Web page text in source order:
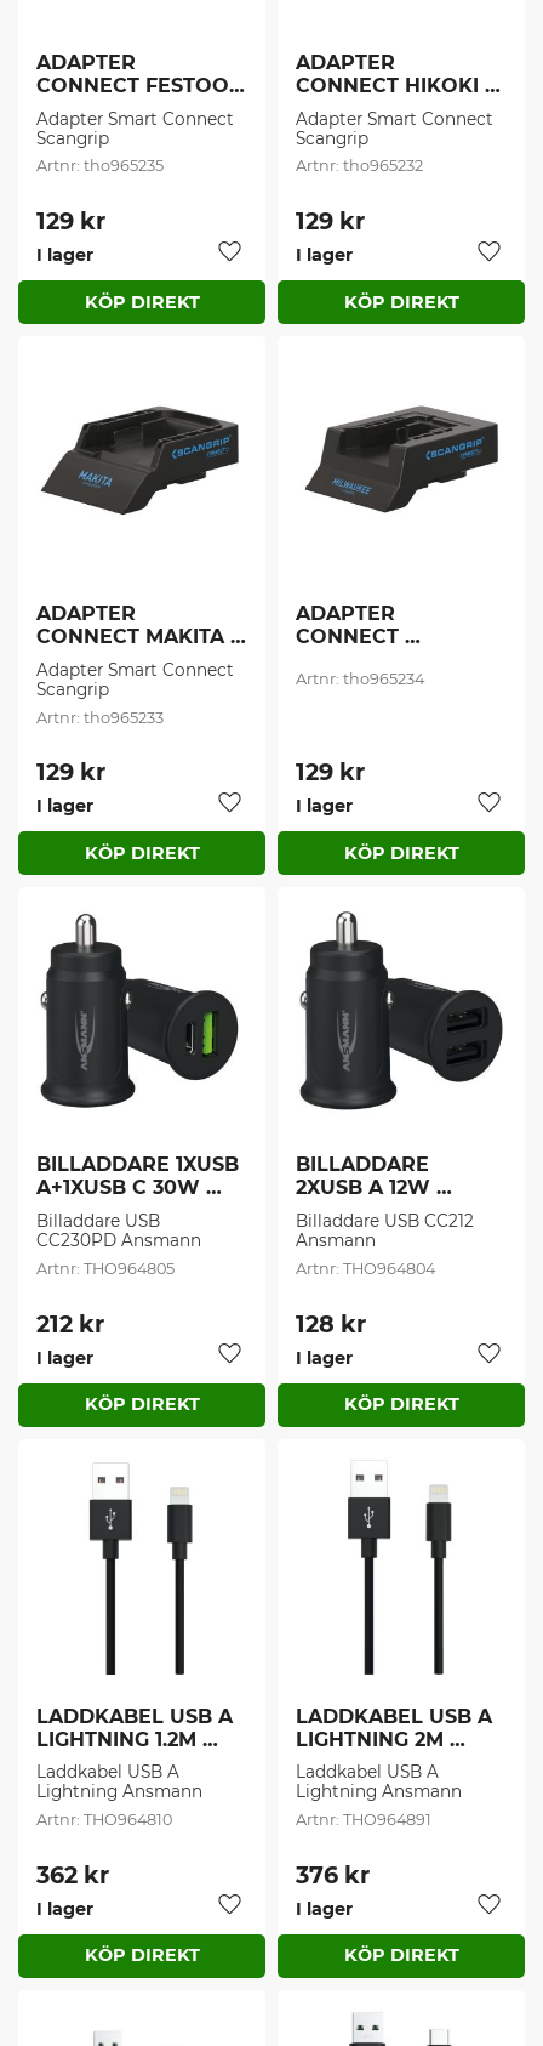
ADAPTER
CONNECT FESTOOL
(1 st/frp)
Adapter Smart Connect
Scangrip
tho965235
129 kr
Lägg till i favoriter
I lager
ADAPTER
CONNECT HIKOKI (1
st/frp)
Adapter Smart Connect
Scangrip
tho965232
129 kr
Lägg
I lager
ADAPTER
CONNECT MAKITA
(1 st/frp)
Adapter Smart Connect
Scangrip
tho965233
129 kr
Lägg till i favoriter
I lager
ADAPTER
CONNECT
st/frp)tho965234
129 kr
Lägg
I lager
BILLADDARE 1XUSB
A+1XUSB C 30W
SVRT (1 st/frp )
Billaddare USB
CC230PD Ansmann
THO964805
212 kr
Lägg till i favoriter
I lager
BILLADDARE
2XUSB A 12W
SVART (1 st/frp )
Billaddare USB CC212
Ansmann
THO964804
128 kr
Lägg
I lager
LADDKABEL USB A
LIGHTNING 1.2M
SVRT (1 st/frp )
Laddkabel USB A
Lightning Ansmann
THO964810
362 kr
Lägg till i favoriter
I lager
LADDKABEL USB A
LIGHTNING 2M
SVART (1 st/frp)
Laddkabel USB A
Lightning Ansmann
THO964891
376 kr
Lägg
I lager